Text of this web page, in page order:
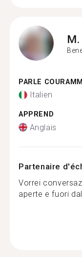
M.
PARLE
Italien
APPREND
Anglais
Partenaire
Vorrei
aperte e fuori